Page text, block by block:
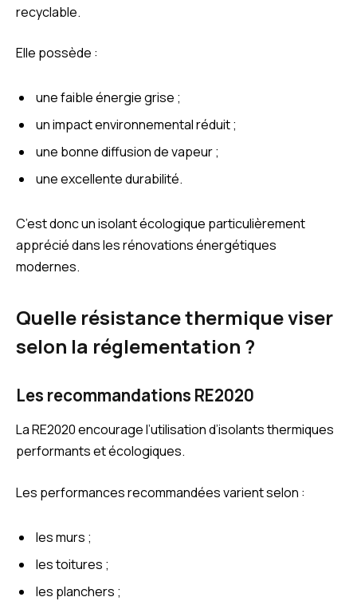
recyclable.
Elle possède :
une faible énergie grise ;
un impact environnemental réduit ;
une bonne diffusion de vapeur ;
une excellente durabilité.
C’est donc un isolant écologique particulièrement
apprécié dans les rénovations énergétiques
modernes.
Quelle résistance thermique viser
selon la réglementation ?
Les recommandations RE2020
La RE2020 encourage l’utilisation d’isolants thermiques
performants et écologiques.
Les performances recommandées varient selon :
les murs ;
les toitures ;
les planchers ;